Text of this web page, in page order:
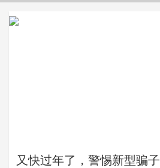
又快过年了，警惕新型骗子